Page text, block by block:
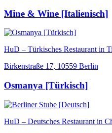
Mine & Wine [Italienisch]
HuD – Türkisches Restaurant in
Birkenstraße 17, 10559 Berlin
Osmanya [Türkisch]
HuD – Deutsches Restaurant in